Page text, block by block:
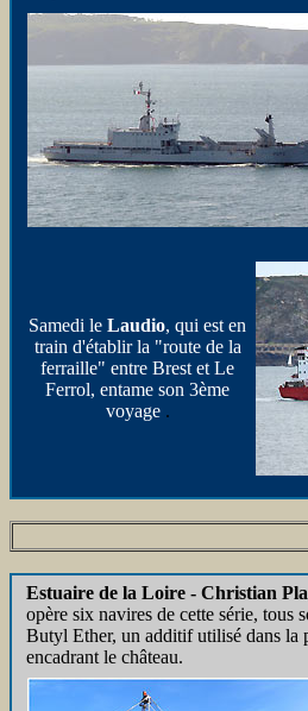
Samedi le Laudio, qui est en
train d'établir la "route de la
ferraille" entre Brest et Le
Ferrol, entame son 3ème
voyage .
Estuaire de la Loire - Christian
opère six navires de cette série,
Butyl Ether, un additif utilisé dans la
encadrant le château.